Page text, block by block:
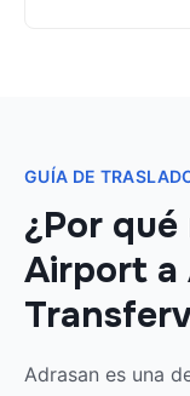
GUÍA DE
¿Por
Airport a
Adrasan es una